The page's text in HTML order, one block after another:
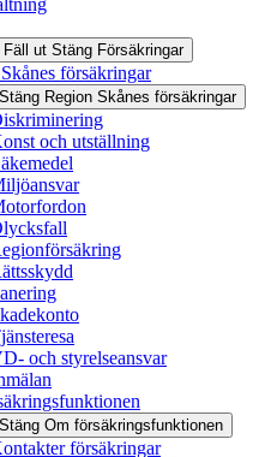
Fäll ut Stäng Försäkringar
försäkringar
Stäng Region Skånes försäkringar
och utställning
och styrelseansvar
Stäng Om försäkringsfunktionen
försäkringar